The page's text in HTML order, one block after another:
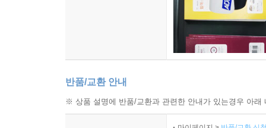
꿈같은 거 전혀 생각 못 했다고. 까마득히 잊고
“아유, 기특한 우리 은수 씨, 재미난 시도를 했네.
처음에만 그렇지 점점 좋아하게 될걸? 근데 그 책
“아뇨. 선배가 읽어주고 난 뒤 너무 좋아서 항상
요. 자꾸만 자꾸만 그 그림책이 어른거린다고요.”
“하긴 그럴 수밖에. 내 마음에도 오래 남는 책이었
반품/교환 안내
※ 상품 설명에 반품/교환과 관련한 안내가 있는경우 아